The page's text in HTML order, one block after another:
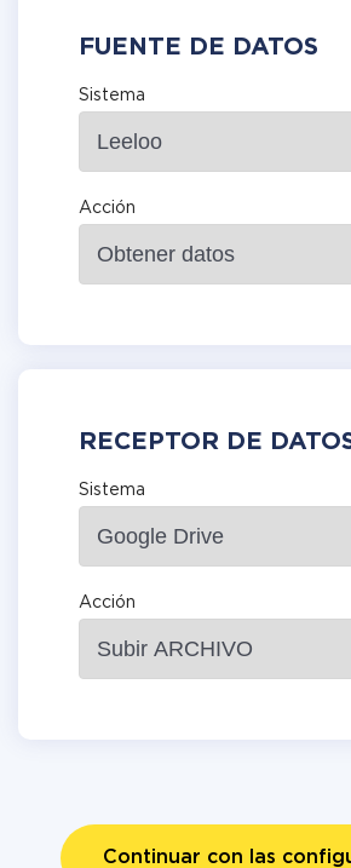
FUENTE DE DATOS
Sistema
Acción
RECEPTOR DE
Sistema
Acción
Continuar con las